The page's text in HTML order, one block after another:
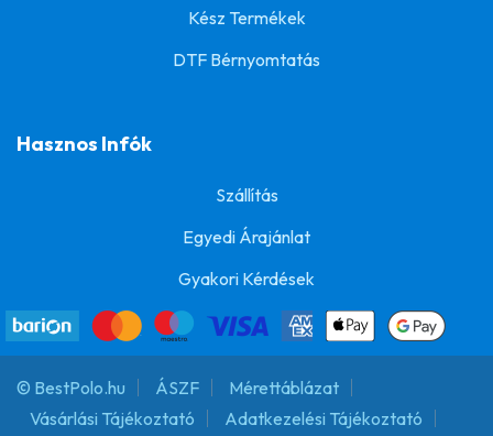
Kész Termékek
DTF Bérnyomtatás
Hasznos Infók
Szállítás
Egyedi Árajánlat
Gyakori Kérdések
© BestPolo.hu ÁSZF
Mérettáblázat
Vásárlási Tájékoztató
Adatkezelési Tájékoztató